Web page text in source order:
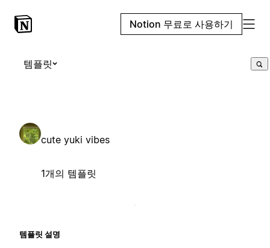
Notion 무료로 사용하기
템플릿
cute yuki vibes
1개의 템플릿
템플릿 설명